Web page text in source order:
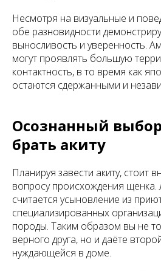
Несмотря на визуальные и
обе разновидности
выносливость и уверенность.
могут проявлять большую
контактность, в то время как
остаются сдержанными и
Осознанный
брать акиту
Планируя завести акиту, стоит
вопросу происхождения
считается усыновление из
специализированных
породы. Таким образом вы не
верного друга, но и даёте
нуждающейся в доме.